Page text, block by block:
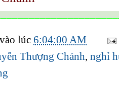
vào lúc 6:04:00 AM
Thượng Chánh,nghỉ